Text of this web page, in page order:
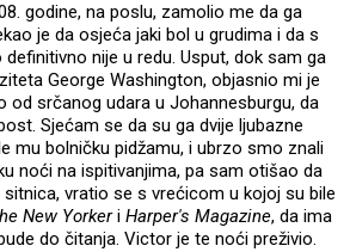
godine, na poslu, zamolio me da ga
je da osjeća jaki bol u grudima i da s
nije u redu. Usput, dok sam ga
George Washington, objasnio mi je
od srčanog udara u Johannesburgu, da
Sjećam se da su ga dvije ljubazne
mu bolničku pidžamu, i ubrzo smo znali
noći na ispitivanjima, pa sam otišao da
vratio se s vrećicom u kojoj su bile
New Yorkeri Harper's Magazine, da ima
do čitanja. Victor je te noći preživio.